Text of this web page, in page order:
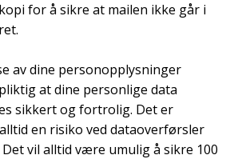
for å sikre at mailen ikke går i
av dine personopplysninger
at dine personlige data
sikkert og fortrolig. Det er
en risiko ved dataoverførsler
vil alltid være umulig å sikre 100